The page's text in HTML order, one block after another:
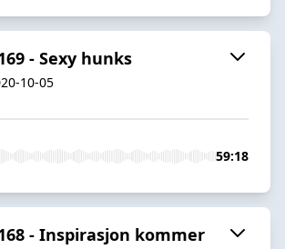
- Sexy hunks
10-05
59:18
- Inspirasjon kommer